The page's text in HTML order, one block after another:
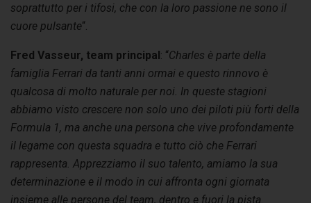
soprattutto per i tifosi, che con la loro passione ne sono il
cuore pulsante“.
Fred Vasseur, team principal: “Charles è parte della
famiglia Ferrari da tanti anni ormai e questo rinnovo è
qualcosa di molto naturale per noi. In queste stagioni
abbiamo visto crescere non solo uno dei piloti più forti della
Formula 1, ma anche una persona che vive profondamente
il legame con questa squadra e tutto ciò che Ferrari
rappresenta. Apprezziamo il suo talento, amiamo la sua
determinazione e il modo in cui affronta ogni giornata
insieme alle persone del team, dentro e fuori la pista.